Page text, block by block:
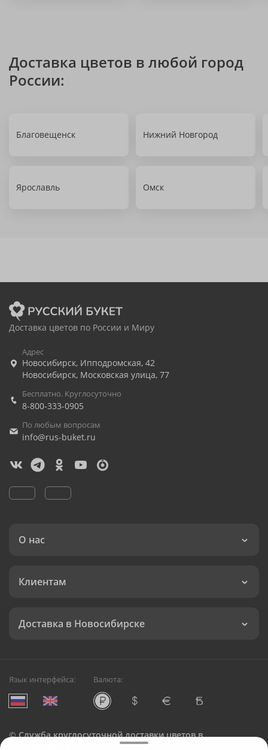
Доставка цветов в любой город
России:
Благовещенск Нижний Новгород
Ярославль Омск
Доставка цветов по России и Миру
Адрес
Новосибирск, Ипподромская, 42
Новосибирск, Московская улица, 77
Бесплатно. Круглосуточно
8-800-333-0905
По любым вопросам
info@rus-buket.ru
О нас
Клиентам
Доставка в Новосибирске
Язык интерфейса: Валюта:
©Служба круглосуточной доставки цветов в